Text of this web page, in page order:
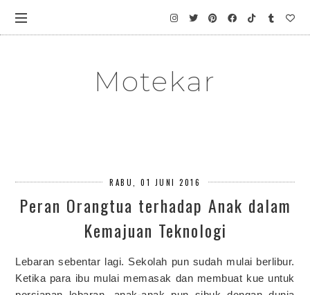
Motekar
RABU, 01 JUNI 2016
Peran Orangtua terhadap Anak dalam
Kemajuan Teknologi
Lebaran sebentar lagi. Sekolah pun sudah mulai berlibur.
Ketika para ibu mulai memasak dan membuat kue untuk